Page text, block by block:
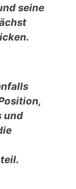
seine
und